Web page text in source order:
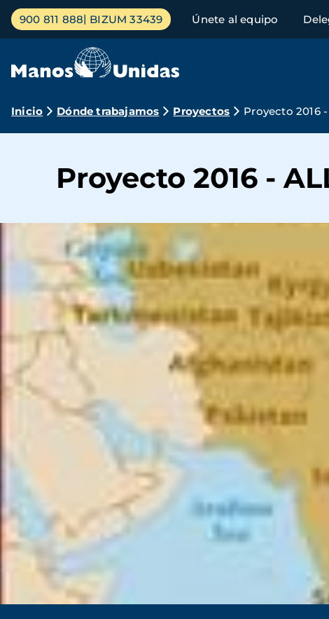
Pasar
contenido
Menú
principal
900 811 888 BIZUM 33439 Únete al equipo
Ruta
navegación
Inicio Dónde trabajamos Proyectos Proyecto 2016
Proyecto 2016 -